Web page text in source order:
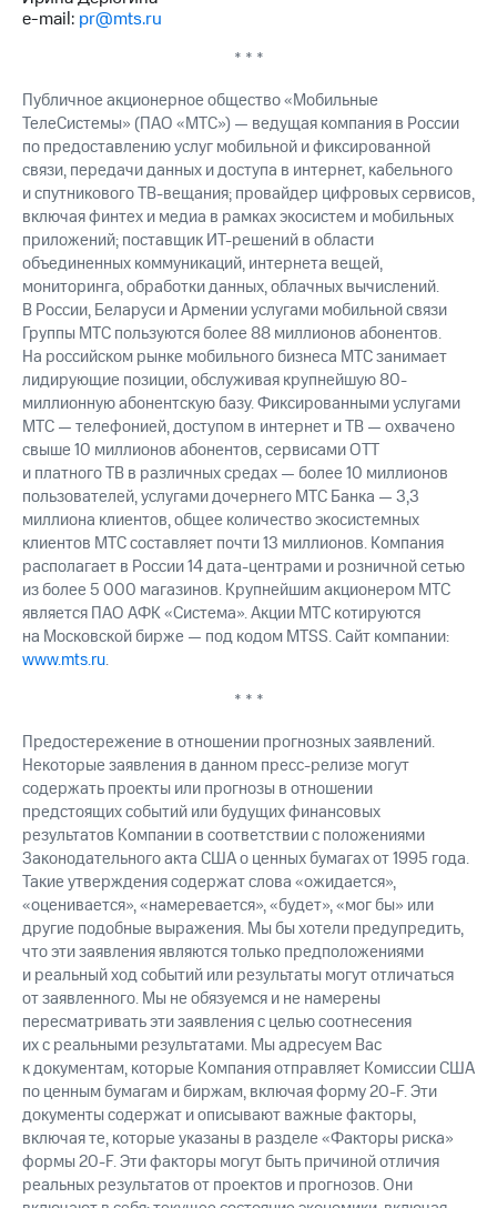
e-mail: pr@mts.ru
* * *
Публичное акционерное общество «Мобильные
ТелеСистемы» (ПАО «МТС») — ведущая компания в России
по предоставлению услуг мобильной и фиксированной
связи, передачи данных и доступа в интернет, кабельного
и спутникового ТВ-вещания; провайдер цифровых сервисов,
включая финтех и медиа в рамках экосистем и мобильных
приложений; поставщик ИТ-решений в области
объединенных коммуникаций, интернета вещей,
мониторинга, обработки данных, облачных вычислений.
В России, Беларуси и Армении услугами мобильной связи
Группы МТС пользуются более 88 миллионов абонентов.
На российском рынке мобильного бизнеса МТС занимает
лидирующие позиции, обслуживая крупнейшую 80-
миллионную абонентскую базу. Фиксированными услугами
МТС — телефонией, доступом в интернет и ТВ — охвачено
свыше 10 миллионов абонентов, сервисами OTT
и платного ТВ в различных средах — более 10 миллионов
пользователей, услугами дочернего МТС Банка — 3,3
миллиона клиентов, общее количество экосистемных
клиентов МТС составляет почти 13 миллионов. Компания
располагает в России 14 дата-центрами и розничной сетью
из более 5 000 магазинов. Крупнейшим акционером МТС
является ПАО АФК «Система». Акции МТС котируются
на Московской бирже — под кодом MTSS. Сайт компании:
www.mts.ru.
* * *
Предостережение в отношении прогнозных заявлений.
Некоторые заявления в данном пресс-релизе могут
содержать проекты или прогнозы в отношении
предстоящих событий или будущих финансовых
результатов Компании в соответствии с положениями
Законодательного акта США о ценных бумагах от 1995 года.
Такие утверждения содержат слова «ожидается»,
«оценивается», «намеревается», «будет», «мог бы» или
другие подобные выражения. Мы бы хотели предупредить,
что эти заявления являются только предположениями
и реальный ход событий или результаты могут отличаться
от заявленного. Мы не обязуемся и не намерены
пересматривать эти заявления с целью соотнесения
их с реальными результатами. Мы адресуем Вас
к документам, которые Компания отправляет Комиссии США
по ценным бумагам и биржам, включая форму 20-F. Эти
документы содержат и описывают важные факторы,
включая те, которые указаны в разделе «Факторы риска»
формы 20-F. Эти факторы могут быть причиной отличия
реальных результатов от проектов и прогнозов. Они